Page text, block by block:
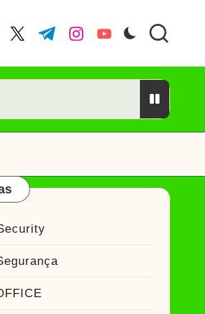
twitter.com
t.me instagram.com
youtube.com